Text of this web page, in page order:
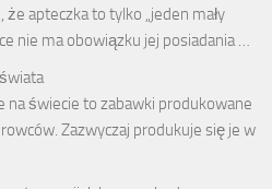
apteczka to tylko „jeden mały
nie ma obowiązku jej posiadania …
na świecie to zabawki produkowane
Zazwyczaj produkuje się je w